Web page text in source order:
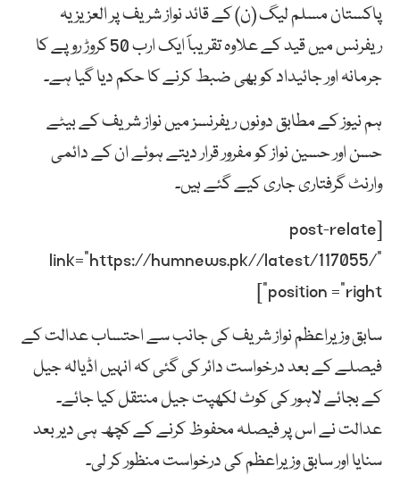
پاکستان مسلم لیگ (ن) کے قائد نواز شریف پر العزیزیہ
ریفرنس میں قید کے علاوہ تقریباََ ایک ارب 50 کروڑ روپے کا
جرمانہ اور جائیداد کو بھی ضبط کرنے کا حکم دیا گیا ہے۔
ہم نیوز کے مطابق دونوں ریفرنسز میں نواز شریف کے بیٹے
حسن اور حسین نواز کو مفرور قرار دیتے ہوئے ان کے دائمی
وارنٹ گرفتاری جاری کیے گئے ہیں۔
[post-relate
link=”https://humnews.pk//latest/117055/”
position =”right”]
سابق وزیراعظم نواز شریف کی جانب سے احتساب عدالت کے
فیصلے کے بعد درخواست دائر کی گئی کہ انہیں اڈیالہ جیل
کے بجائے لاہور کی کوٹ لکھپت جیل منتقل کیا جائے۔
عدالت نے اس پر فیصلہ محفوظ کرنے کے کچھ ہی دیر بعد
سنایا اور سابق وزیراعظم کی درخواست منظور کر لی۔